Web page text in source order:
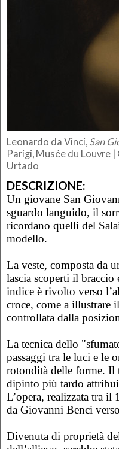
Leonardo da Vinci, San
Parigi, Musée du Louvre
Urtado
DESCRIZIONE:
Un giovane San
sguardo languido, il
ricordano quelli del
modello.
La veste, composta da
lascia scoperti il
indice è rivolto verso
croce, come a illustrare
controllata dalla
La tecnica dello
passaggi tra le luci e le
rotondità delle forme. Il
dipinto più tardo
L’opera, realizzata tra il
da Giovanni Benci
Divenuta di proprietà